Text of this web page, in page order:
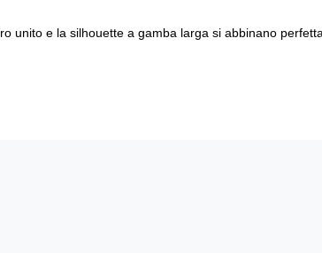
unito e la silhouette a gamba larga si abbinano